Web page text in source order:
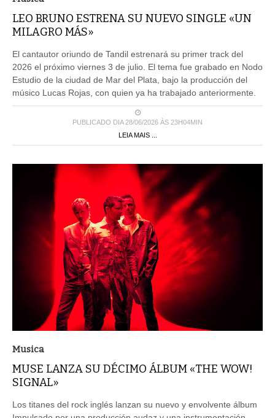
LEO BRUNO ESTRENA SU NUEVO SINGLE «UN
MILAGRO MÁS»
El cantautor oriundo de Tandil estrenará su primer track del
2026 el próximo viernes 3 de julio. El tema fue grabado en Nodo
Estudio de la ciudad de Mar del Plata, bajo la producción del
músico Lucas Rojas, con quien ya ha trabajado anteriormente.
PUBLICADO DIA 28/06/2026 ÀS 23H04MIN
LEIA MAIS ...
Musica
MUSE LANZA SU DÉCIMO ÁLBUM «THE WOW!
SIGNAL»
Los titanes del rock inglés lanzan su nuevo y envolvente álbum